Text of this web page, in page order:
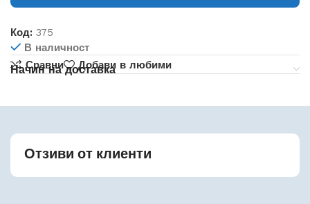
Код:375
В наличност
Сравни
Добави в любими
Начин на доставка
Отзиви от клиенти